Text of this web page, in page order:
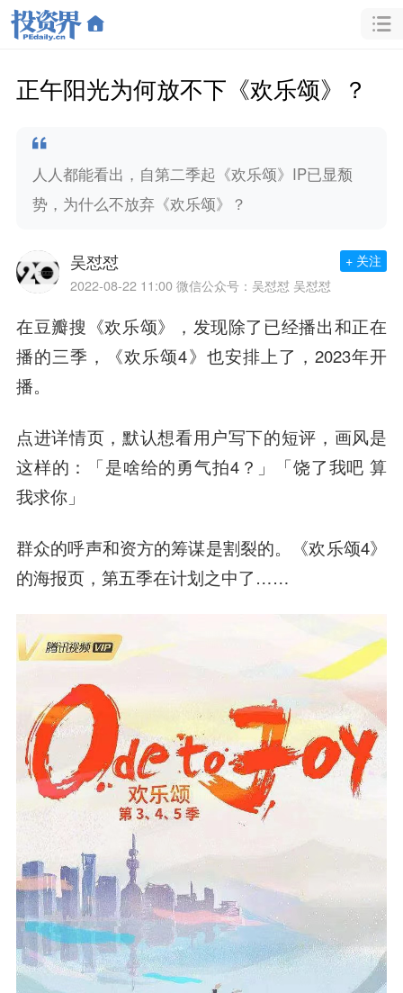
正午阳光为何放不下《欢乐颂》？
人人都能看出，自第二季起《欢乐颂》IP已显颓
势，为什么不放弃《欢乐颂》？
吴怼怼
2022-08-22 11:00 微信公众号：吴怼怼 吴怼怼
+ 关注
在豆瓣搜《欢乐颂》，发现除了已经播出和正在
播的三季，《欢乐颂4》也安排上了，2023年开
播。
点进详情页，默认想看用户写下的短评，画风是
这样的：「是啥给的勇气拍4？」「饶了我吧 算
我求你」
群众的呼声和资方的筹谋是割裂的。《欢乐颂4》
的海报页，第五季在计划之中了……